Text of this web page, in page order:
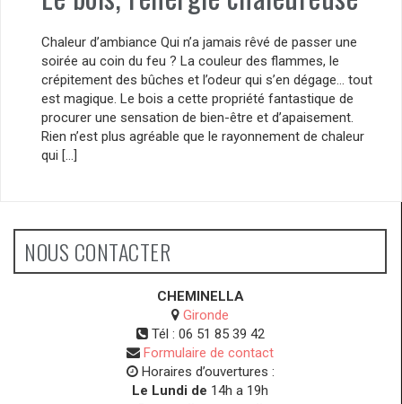
Chaleur d’ambiance Qui n’a jamais rêvé de passer une
soirée au coin du feu ? La couleur des flammes, le
crépitement des bûches et l’odeur qui s’en dégage… tout
est magique. Le bois a cette propriété fantastique de
procurer une sensation de bien-être et d’apaisement.
Rien n’est plus agréable que le rayonnement de chaleur
qui […]
NOUS CONTACTER
CHEMINELLA
Gironde
Tél : 06 51 85 39 42
Formulaire de contact
Horaires d’ouvertures :
Le Lundi de 14h a 19h